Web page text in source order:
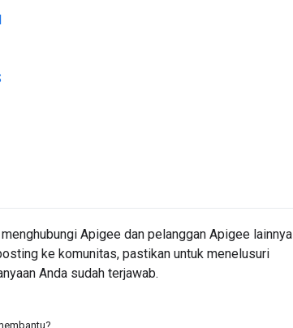
Apigee dan pelanggan Apigee lainnya
ke komunitas, pastikan untuk menelusuri
Anda sudah terjawab.